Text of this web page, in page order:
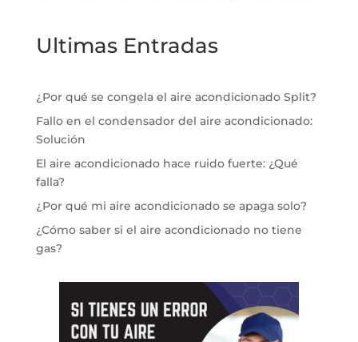
Ultimas Entradas
¿Por qué se congela el aire acondicionado Split?
Fallo en el condensador del aire acondicionado:
Solución
El aire acondicionado hace ruido fuerte: ¿Qué
falla?
¿Por qué mi aire acondicionado se apaga solo?
¿Cómo saber si el aire acondicionado no tiene
gas?